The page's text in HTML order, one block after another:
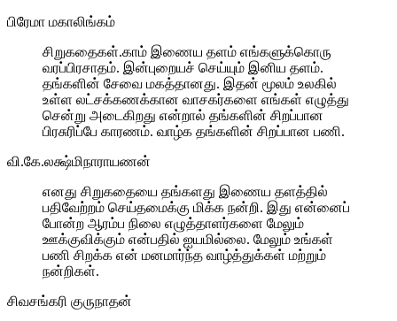
பிரேமா மகாலிங்கம்
சிறுகதைகள்.காம் இணைய தளம் எங்களுக்கொரு
வரப்பிரசாதம். இன்புறையச் செய்யும் இனிய தளம்.
தங்களின் சேவை மகத்தானது. இதன் மூலம் உலகில்
உள்ள லட்சக்கணக்கான வாசகர்களை எங்கள் எழுத்து
சென்று அடைகிறது என்றால் தங்களின் சிறப்பான
பிரசுரிப்பே காரணம். வாழ்க தங்களின் சிறப்பான பணி.
வி.கே.லக்ஷ்மிநாராயணன்
எனது சிறுகதையை தங்களது இணைய தளத்தில்
பதிவேற்றம் செய்தமைக்கு மிக்க நன்றி. இது என்னைப்
போன்ற ஆரம்ப நிலை எழுத்தாளர்களை மேலும்
ஊக்குவிக்கும் என்பதில் ஐயமில்லை. மேலும் உங்கள்
பணி சிறக்க என் மனமார்ந்த வாழ்த்துக்கள் மற்றும்
நன்றிகள்.
சிவசங்கரி குருநாதன்